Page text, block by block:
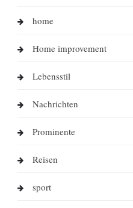
home
Home improvement
Lebensstil
Nachrichten
Prominente
Reisen
sport